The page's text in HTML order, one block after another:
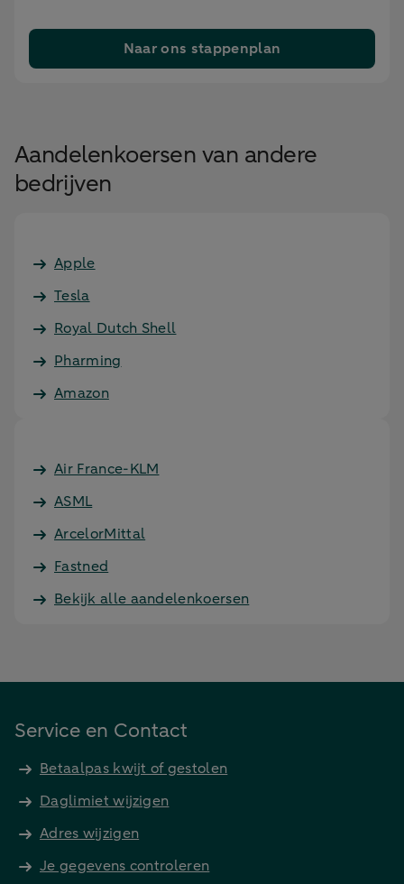
Naar ons stappenplan
Aandelenkoersen van andere
bedrijven
Apple
Tesla
Royal Dutch Shell
Pharming
Amazon
Air France-KLM
ASML
ArcelorMittal
Fastned
Bekijk alle aandelenkoersen
Service en Contact
Betaalpas kwijt of gestolen
Daglimiet wijzigen
Adres wijzigen
Je gegevens controleren